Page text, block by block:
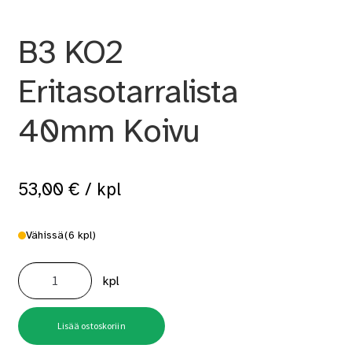
B3 KO2
Eritasotarralista
40mm Koivu
53,00 € / kpl
Vähissä(6 kpl)
B3
KO2
Eritasotarralista
40mm
Koivu
määrä
kpl
Lisää ostoskoriin